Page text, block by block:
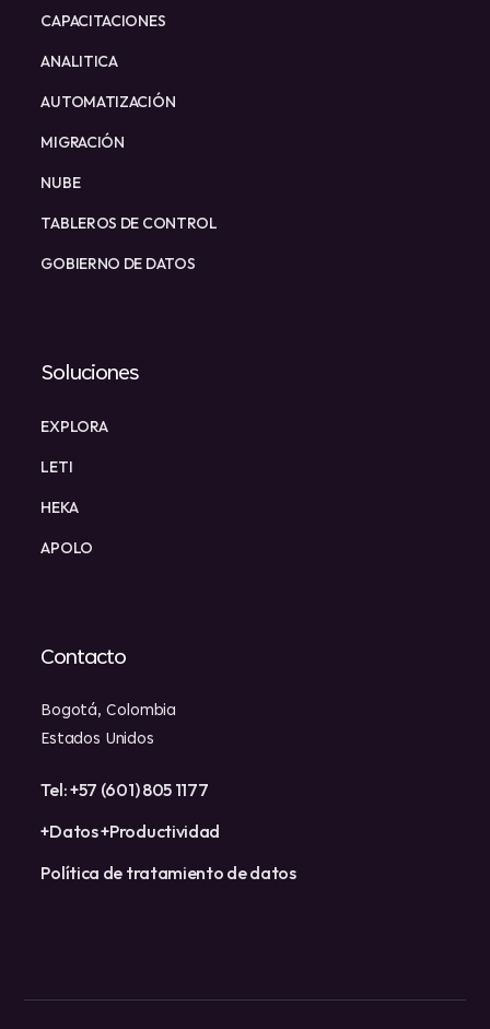
CAPACITACIONES
ANALITICA
AUTOMATIZACIÓN
MIGRACIÓN
NUBE
TABLEROS DE CONTROL
GOBIERNO DE DATOS
Soluciones
EXPLORA
LETI
HEKA
APOLO
Contacto
Bogotá, Colombia
Estados Unidos
Tel: +57 (601) 805 1177
+Datos +Productividad
Política de tratamiento de datos